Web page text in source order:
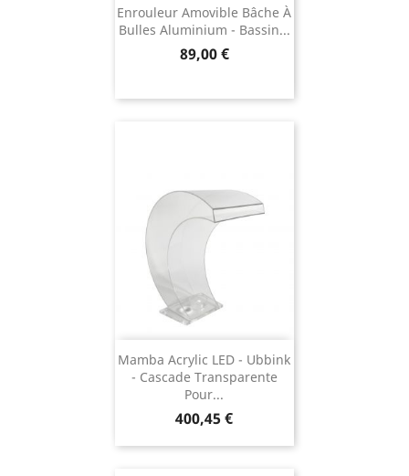
Enrouleur Amovible Bâche À
Bulles Aluminium - Bassin...
Prix
89,00 €
Mamba Acrylic LED - Ubbink
- Cascade Transparente
Pour...
Prix
400,45 €